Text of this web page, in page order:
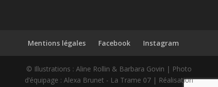
Mentions légales Facebook Instagram
© Illustrations : Aline Rollin & Barbara Govin | Photo
d’équipage : Alexa Brunet - La Trame 07 | Réalisation